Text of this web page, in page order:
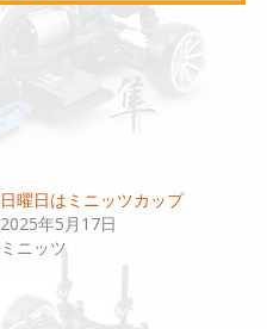
日曜日はミニッツカップ
2025年5月17日
ミニッツ